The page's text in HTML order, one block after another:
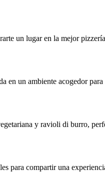
un lugar en la mejor
en un ambiente acogedor para
y ravioli di burro,
para compartir una